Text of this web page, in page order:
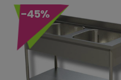
-45%